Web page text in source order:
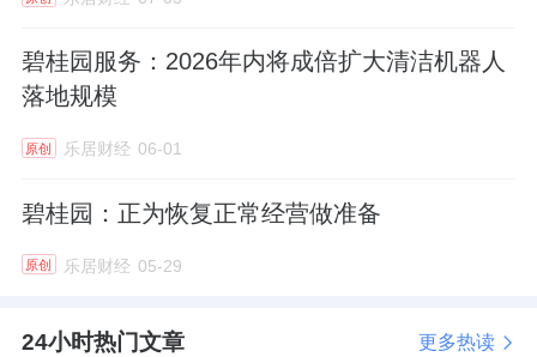
乐居财经查阅广州住建局数据，广地花园在
2023
当然，项目价格缩水，原因还有很多方面。
首先从产品上来讲，随着市场逐渐被新规产品
碧桂园服务：2026年内将成倍扩大清洁机器人
落地规模
原创 乐居财经 06-01
碧桂园：正为恢复正常经营做准备
原创 乐居财经 05-29
24小时热门文章 更多热读